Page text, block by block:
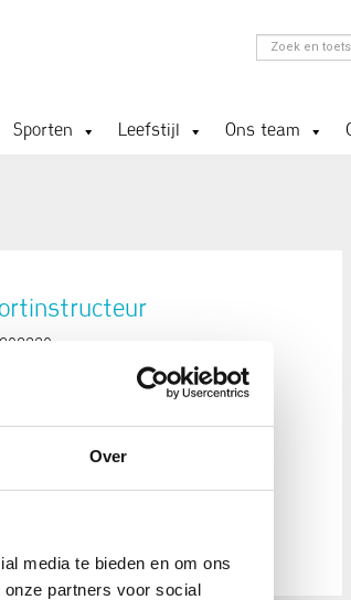
Over
media te bieden en om ons
partners voor social
Sporten Leefstijl Ons team